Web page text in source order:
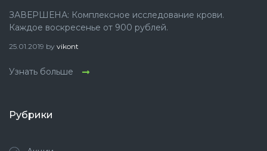
ЗАВЕРШЕНА: Комплексное исследование крови.
Каждое воскресенье от 900 рублей.
25.01.2019 by vikont
Узнать больше
Рубрики